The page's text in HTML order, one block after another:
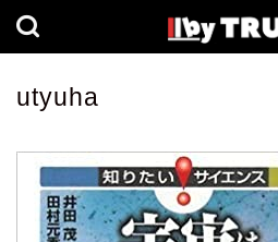
健康
数理科学
生命科学
utyuha